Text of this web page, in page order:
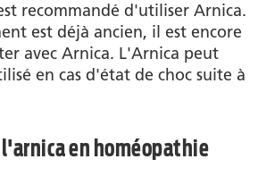
recommandé d'utiliser Arnica.
est déjà ancien, il est encore
avec Arnica. L'Arnica peut
en cas d'état de choc suite à
en homéopathie